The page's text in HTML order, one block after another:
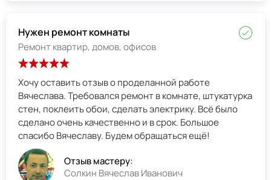
Нужен ремонт комнаты
Ремонт квартир, домов, офисов
Хочу оставить отзыв о проделанной работе
Вячеслава. Требовался ремонт в комнате, штукатурка
стен, поклеить обои, сделать электрику. Всё было
сделано очень качественно и в срок. Большое
спасибо Вячеславу. Будем обращаться ещё!
Отзыв мастеру:
Солкин Вячеслав Иванович